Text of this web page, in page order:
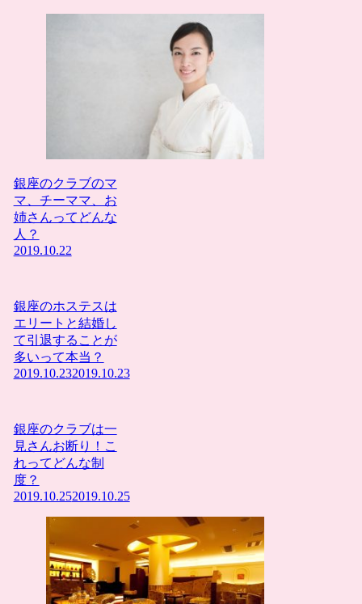
銀座のクラブのマ
マ、チーママ、お
姉さんってどんな
人？
2019.10.22
銀座のホステスは
エリートと結婚し
て引退することが
多いって本当？
2019.10.232019.10.23
銀座のクラブは一
見さんお断り！こ
れってどんな制
度？
2019.10.252019.10.25